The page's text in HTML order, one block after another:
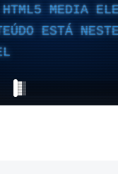
MEDIA
ESTÁ